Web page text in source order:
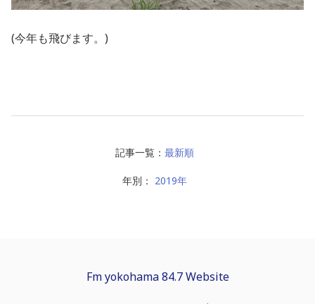
(今年も飛びます。)
記事一覧： 最新順
年別： 2019年
Fm yokohama 84.7 Website